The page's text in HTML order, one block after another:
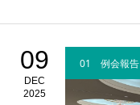
09
DEC
2025
01 例会報告